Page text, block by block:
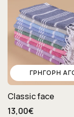
ΓΡΉΓΟΡΗ
Classic face
13,00€